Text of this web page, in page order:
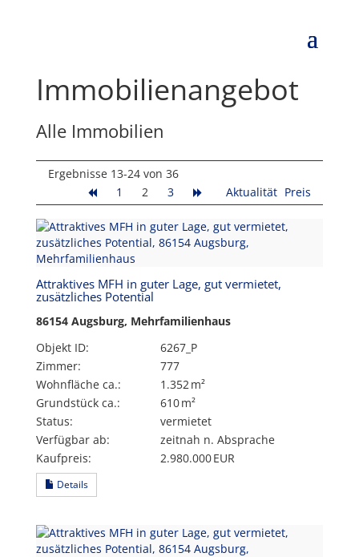
Immobilien­angebot
Alle Immobilien
Ergebnisse 13-24 von 36
1
2 3 Aktualität Preis
Attraktives MFH in guter Lage, gut vermietet,
zusätzliches Potential
86154 Augsburg, Mehrfamilienhaus
Objekt ID:
6267_P
Zimmer:
777
Wohnfläche ca.:
1.352 m²
Grund­stück ca.:
610 m²
Status:
vermietet
Verfügbar ab:
zeitnah n. Absprache
Kaufpreis:
2.980.000 EUR
Details